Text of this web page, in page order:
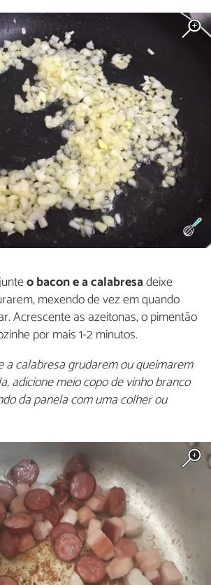
o bacon e a calabresadeixe
mexendo de vez em quando
Acrescente as azeitonas, o pimentão
por mais 1-2 minutos.
a calabresa grudarem ou queimarem
adicione meio copo de vinho branco
da panela com uma colher ou